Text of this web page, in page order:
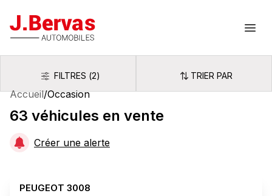
J.Bervas
FiltresFILTRES (2) Trier par
TRIER PAR
Accueil/Occasion
63 véhicules en vente
Créer une alerte
PEUGEOT 3008